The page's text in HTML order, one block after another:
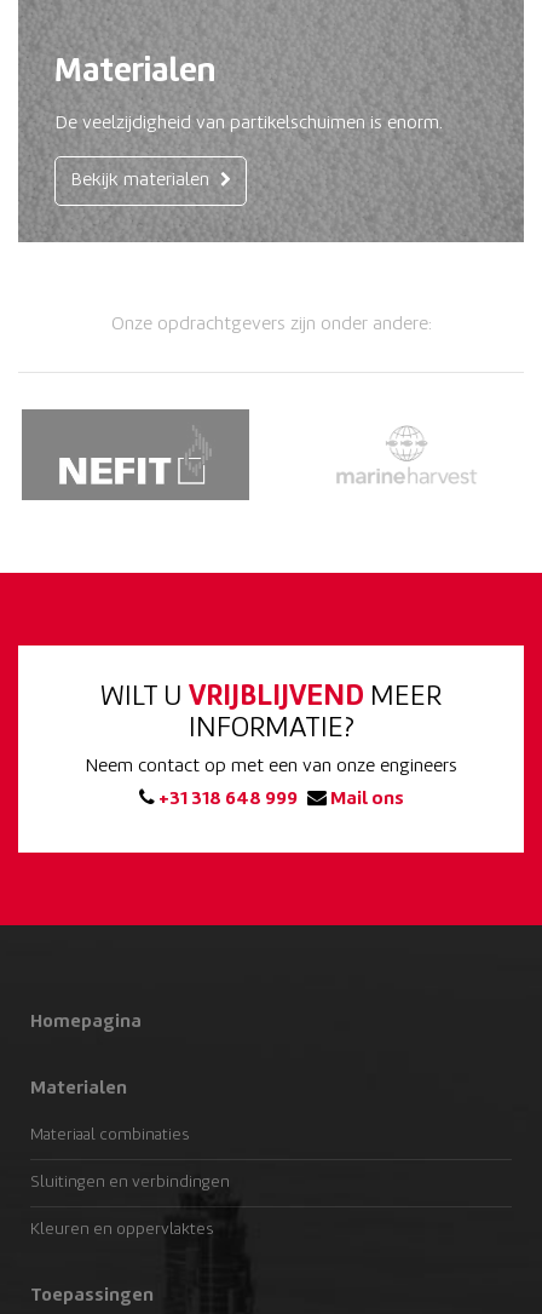
Materialen
De veelzijdigheid van partikelschuimen is enorm.
Bekijk materialen
Onze opdrachtgevers zijn onder andere:
WILT U VRIJBLIJVEND MEER
INFORMATIE?
Neem contact op met een van onze engineers
+31 318 648 999
Mail ons
Homepagina
Materialen
Materiaal combinaties
Sluitingen en verbindingen
Kleuren en oppervlaktes
Toepassingen